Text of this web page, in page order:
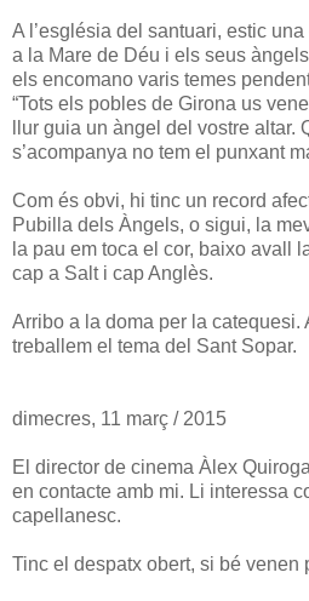
A l’església del santuari, estic
a la Mare de Déu i els seus
els encomano varis temes
“Tots els pobles de Girona us
llur guia un àngel del vostre altar.
s’acompanya no tem el punxant
Com és obvi, hi tinc un record
Pubilla dels Àngels, o sigui, la
la pau em toca el cor, baixo avall
cap a Salt i cap Anglès.
Arribo a la doma per la catequesi.
treballem el tema del Sant Sopar.
dimecres, 11 març / 2015
El director de cinema Àlex
en contacte amb mi. Li interessa
capellanesc.
Tinc el despatx obert, si bé venen